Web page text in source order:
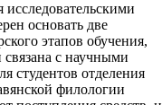
основать две
этапов обучения,
связана с научными
студентов отделения
филологии